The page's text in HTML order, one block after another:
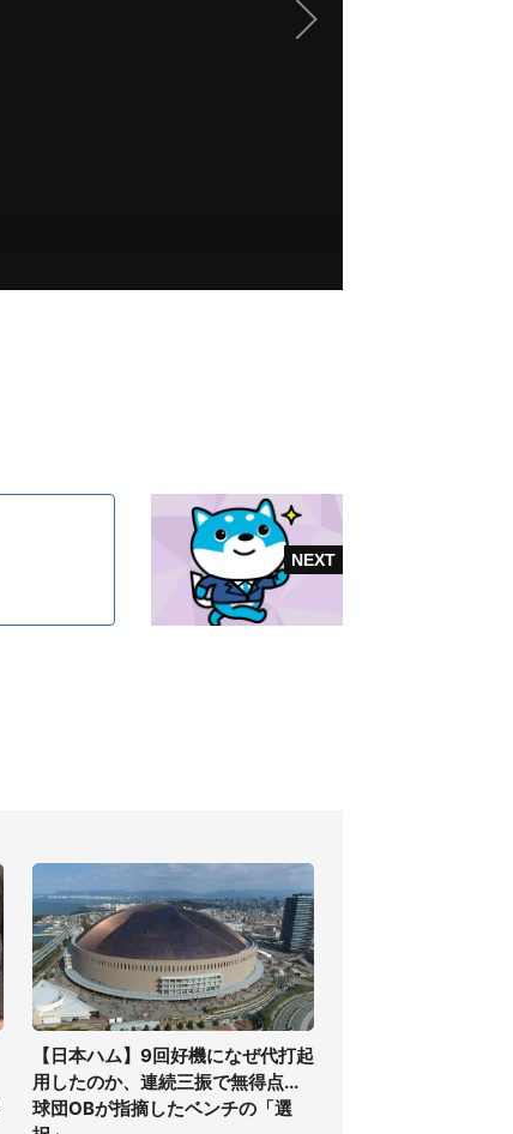
【日本ハム】9回好機になぜ代打起
用したのか、連続三振で無得点...
球団OBが指摘したベンチの「選